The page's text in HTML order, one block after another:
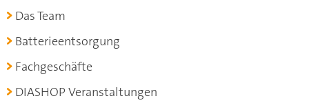
Das Team
Batterieentsorgung
Fachgeschäfte
DIASHOP Veranstaltungen